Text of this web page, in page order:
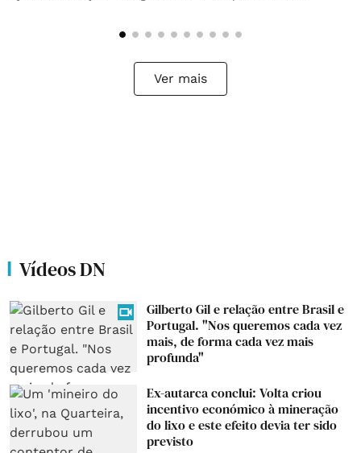
Ver mais
Vídeos DN
Gilberto Gil e relação entre Brasil e
Portugal. "Nos queremos cada vez
mais, de forma cada vez mais
profunda"
Ex-autarca conclui: Volta criou
incentivo económico à mineração
do lixo e este efeito devia ter sido
previsto